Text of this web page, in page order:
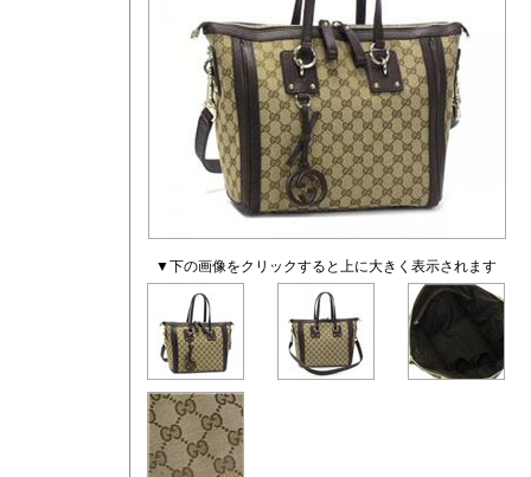
▼下の画像をクリックすると上に大きく表示されます